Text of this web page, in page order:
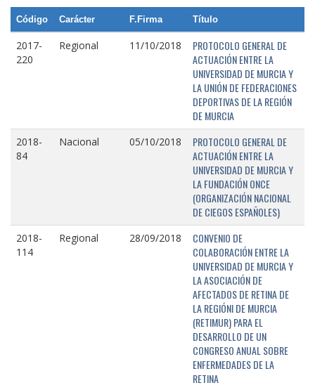
Código Carácter F.Firma Título
2017-
220
Regional 11/10/2018
PROTOCOLO GENERAL DE
ACTUACIÓN ENTRE LA
UNIVERSIDAD DE MURCIA Y
LA UNIÓN DE FEDERACIONES
DEPORTIVAS DE LA REGIÓN
DE MURCIA
2018-
84
Nacional 05/10/2018
PROTOCOLO GENERAL DE
ACTUACIÓN ENTRE LA
UNIVERSIDAD DE MURCIA Y
LA FUNDACIÓN ONCE
(ORGANIZACIÓN NACIONAL
DE CIEGOS ESPAÑOLES)
2018-
114
Regional 28/09/2018
CONVENIO DE
COLABORACIÓN ENTRE LA
UNIVERSIDAD DE MURCIA Y
LA ASOCIACIÓN DE
AFECTADOS DE RETINA DE
LA REGIÓNI DE MURCIA
(RETIMUR) PARA EL
DESARROLLO DE UN
CONGRESO ANUAL SOBRE
ENFERMEDADES DE LA
RETINA